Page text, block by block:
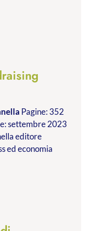
Pagine: 352
settembre 2023
editore
ed economia